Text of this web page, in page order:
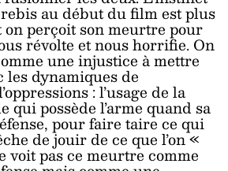
au début du film est plus
perçoit son meurtre pour
révolte et nous horrifie. On
une injustice à mettre
les dynamiques de
: l’usage de la
qui possède l’arme quand sa
pour faire taire ce qui
de jouir de ce que l’on «
voit pas ce meurtre comme